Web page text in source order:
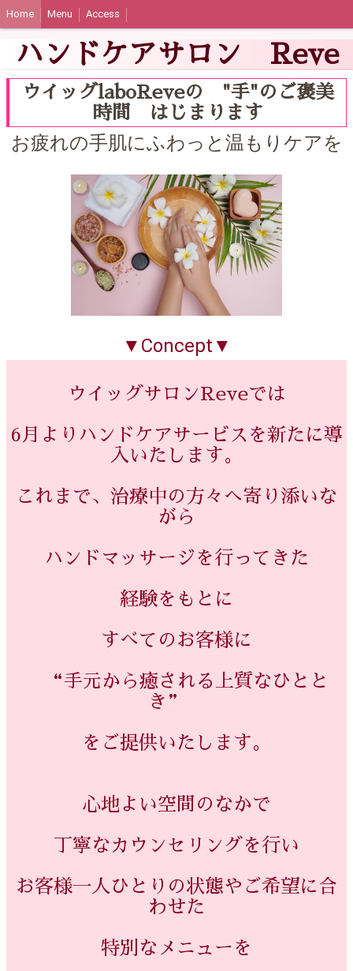
Home Menu Access
ハンドケアサロン Reve
ウイッグlaboReveの "手"のご褒美
時間 はじまります
お疲れの手肌にふわっと温もりケアを
▼Concept▼
ウイッグサロンReveでは
6月よりハンドケアサービスを新たに導
入いたします。
これまで、治療中の方々へ寄り添いな
がら
ハンドマッサージを行ってきた
経験をもとに
すべてのお客様に
“手元から癒される上質なひとと
き”
をご提供いたします。
心地よい空間のなかで
丁寧なカウンセリングを行い
お客様一人ひとりの状態やご希望に合
わせた
特別なメニューを